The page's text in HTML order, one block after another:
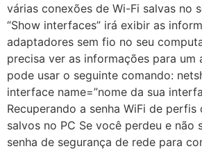
várias conexões de Wi-Fi salvas no
“Show interfaces” irá exibir as
adaptadores sem fio no seu
precisa ver as informações para um
pode usar o seguinte comando:
interface name=”nome da sua
Recuperando a senha WiFi de perfis
salvos no PC Se você perdeu e não
senha de segurança de rede para